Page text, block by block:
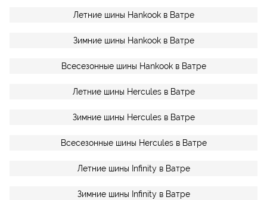
Летние шины Hankook в Ватре
Зимние шины Hankook в Ватре
Всесезонные шины Hankook в Ватре
Летние шины Hercules в Ватре
Зимние шины Hercules в Ватре
Всесезонные шины Hercules в Ватре
Летние шины Infinity в Ватре
Зимние шины Infinity в Ватре